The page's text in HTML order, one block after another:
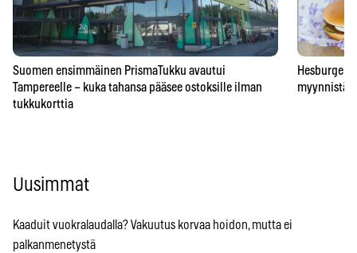
Suomen ensimmäinen PrismaTukku avautui
Tampereelle – kuka tahansa pääsee ostoksille ilman
tukkukorttia
myynnistä
Uusimmat
Kaaduit vuokralaudalla? Vakuutus korvaa hoidon, mutta ei
palkanmenetystä